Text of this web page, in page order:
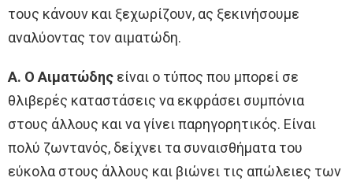
τους κάνουν και ξεχωρίζουν, ας ξεκινήσουμε
αναλύοντας τον αιματώδη.
Α. Ο Αιματώδης είναι ο τύπος που μπορεί σε
θλιβερές καταστάσεις να εκφράσει συμπόνια
στους άλλους και να γίνει παρηγορητικός. Είναι
πολύ ζωντανός, δείχνει τα συναισθήματα του
εύκολα στους άλλους και βιώνει τις απώλειες των